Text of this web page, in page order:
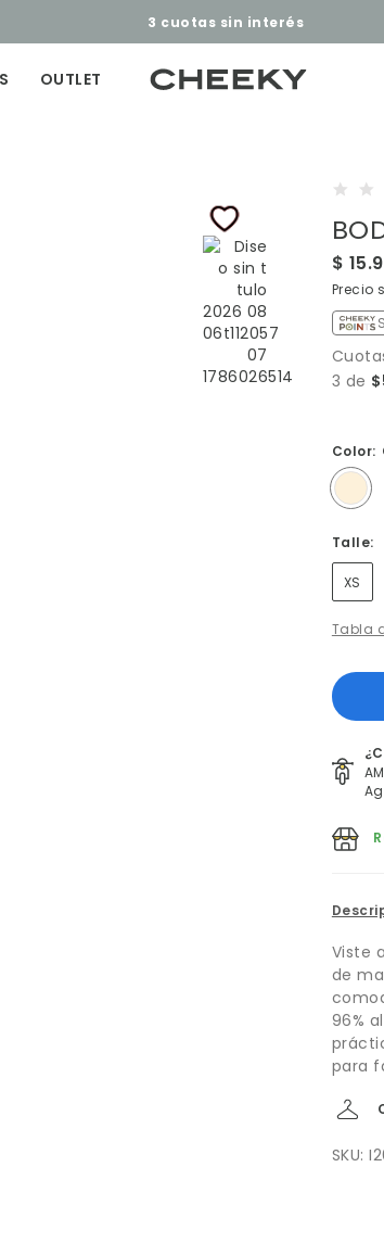
3 cuotas sin interés​ ​
OUTLET
$
Precio
3 de
Color:
Talle:
XS
Tabla
Viste
de
96%
para
SKU: